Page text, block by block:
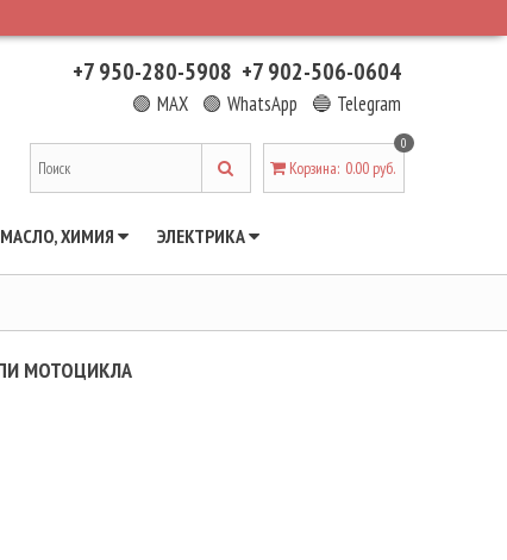
+7 950-280-5908 +7 902-506-0604
🟢 MAX 🟢 WhatsApp 🔵 Telegram
Корзина:
0
0.00 руб.
МАСЛО, ХИМИЯ ЭЛЕКТРИКА
МОТОЦИКЛА